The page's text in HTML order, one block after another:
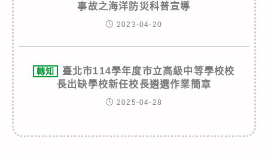
事故之海洋防災科普宣導
2023-04-20
轉知
臺北市114學年度市立高級中等學校校
長出缺學校新任校長遴選作業簡章
2025-04-28